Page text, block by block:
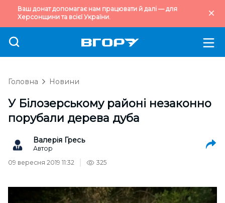
Ваш донат допомагає нам працювати й далі — для
Херсонщини та всієї України.
Головна Новини
У Білозерському районі незаконно
порубали дерева дуба
Валерія Гресь
Автор
09 вересня 2019 11:32
325